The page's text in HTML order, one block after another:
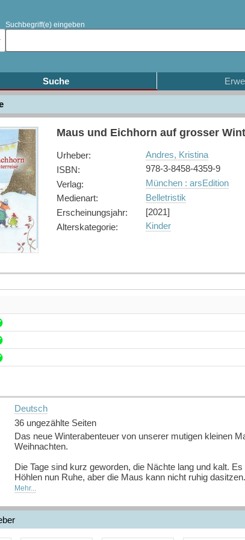
Suchbegriff(e) eingeben
Suche
Maus und Eichhorn auf grosser
Urheber:
Andres, Kristina
ISBN:
978-3-8458-4359-9
Verlag:
München : arsEdition
Medienart:
Belletristik
Erscheinungsjahr:
[2021]
Alterskategorie: Kinder
Deutsch
36 ungezählte Seiten
Das neue Winterabenteuer von unserer mutigen kleinen
Weihnachten.
Die Tage sind kurz geworden, die Nächte lang und kalt.
Höhlen nun Ruhe, aber die Maus kann nicht ruhig
Jetzt kann sie an nichts anderes mehr denken. Sie will
Das Eichhorn schraubt Kufen an den Karren und ihre
Hund. Ob sie am Ende wieder gut in ihrem Waldzuhause
Mehr...